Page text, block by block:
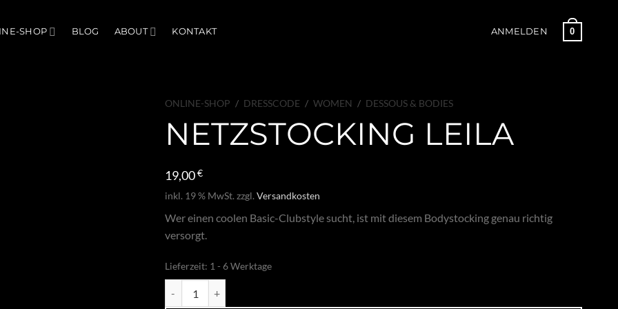
SHOP BLOG ABOUT KONTAKT ANMELDEN 0
ONLINE-SHOP / DRESSCODE / WOMEN / DESSOUS & BODIES
NETZSTOCKING LEILA
19,00€
inkl. 19 % MwSt. zzgl. Versandkosten
Wer einen coolen Basic-Clubstyle sucht, ist mit diesem Bodystocking genau richtig
versorgt.
Lieferzeit: 1 - 6 Werktage